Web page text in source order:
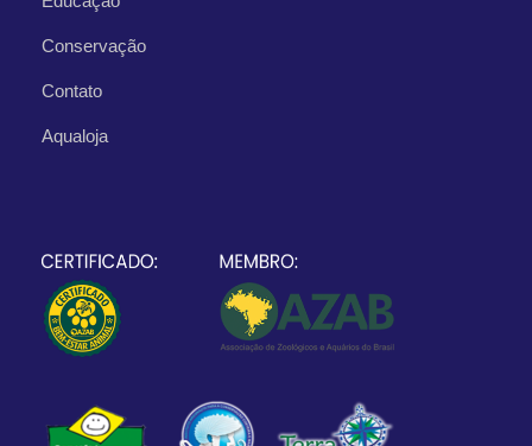
Conservação
Contato
Aqualoja